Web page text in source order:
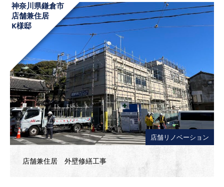
神奈川県鎌倉市
店舗兼住居
K様邸
店舗リノベーション
店舗兼住居 外壁修繕工事